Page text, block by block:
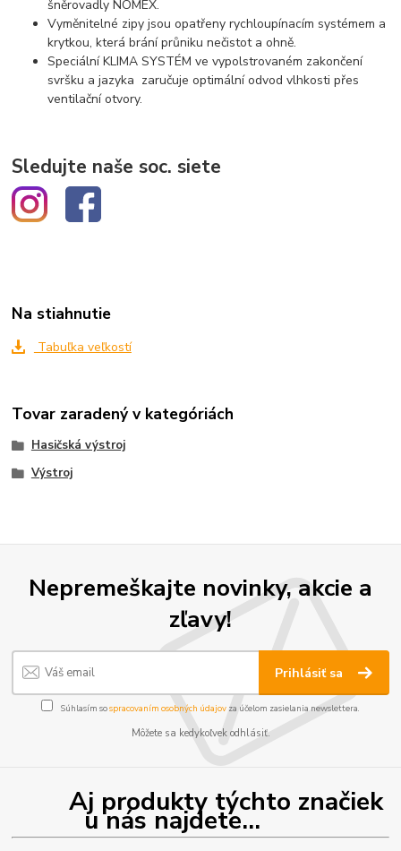
šněrovadly NOMEX.
Vyměnitelné zipy jsou opatřeny rychloupínacím systémem a
krytkou, která brání průniku nečistot a ohně.
Speciální KLIMA SYSTÉM ve vypolstrovaném zakončení
svršku a jazyka zaručuje optimální odvod vlhkosti přes
ventilační otvory.
Sledujte naše soc. siete
Na stiahnutie
Tabuľka veľkostí
Tovar zaradený v kategóriách
Hasičská výstroj
Výstroj
Nepremeškajte novinky, akcie a
zľavy!
Prihlásiť sa
Súhlasím sospracovaním osobných údajov za účelom zasielania newslettera.
Môžete sa kedykoľvek odhlásiť.
Aj produkty týchto značiek
u nás najdete...